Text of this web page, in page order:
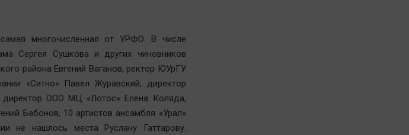
многочисленная от УРФО. В числе
Сергея Сушкова и других чиновников
района Евгений Ваганов, ректор ЮУрГУ
«Ситно» Павел Журавский, директор
директор ООО МЦ «Лотос» Елена Коляда,
Бабонов, 10 артистов ансамбля «Урал»
не нашлось места Руслану Гаттарову.